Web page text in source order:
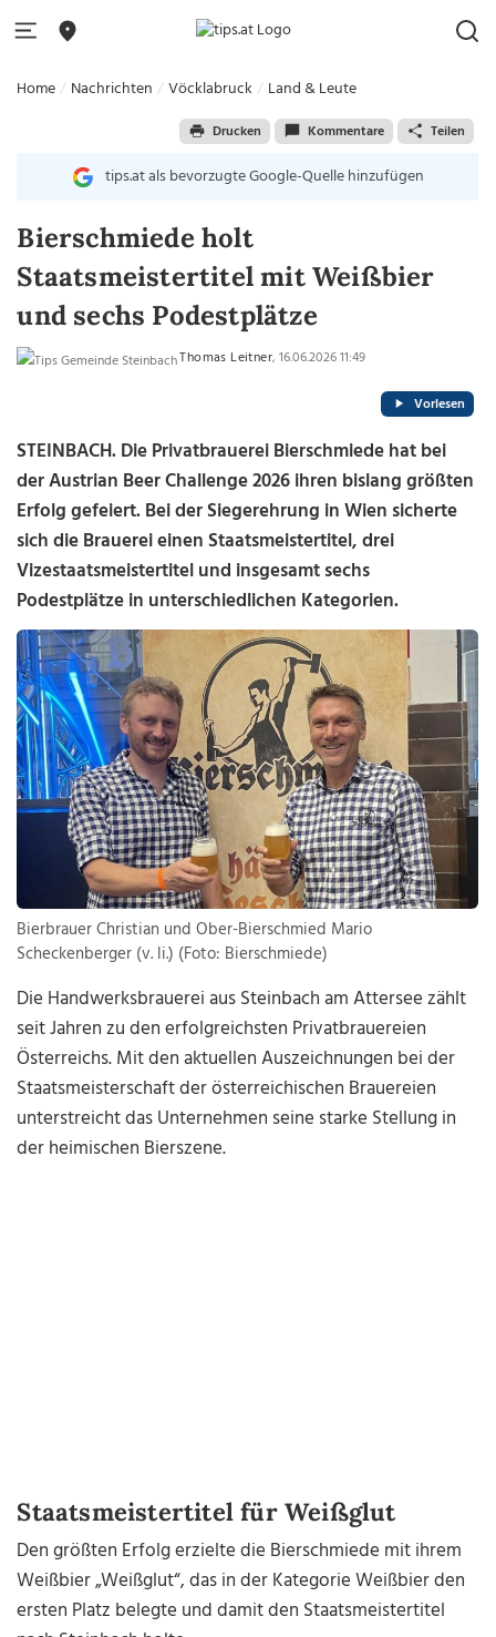
Home Nachrichten Vöcklabruck Land & Leute
Drucken Kommentare Teilen
tips.at als bevorzugte Google-Quelle hinzufügen
Bierschmiede holt
Staatsmeistertitel mit Weißbier
und sechs Podestplätze
Thomas Leitner, 16.06.2026 11:49
Vorlesen
STEINBACH. Die Privatbrauerei Bierschmiede hat bei
der Austrian Beer Challenge 2026 ihren bislang größten
Erfolg gefeiert. Bei der Siegerehrung in Wien sicherte
sich die Brauerei einen Staatsmeistertitel, drei
Vizestaatsmeistertitel und insgesamt sechs
Podestplätze in unterschiedlichen Kategorien.
Bierbrauer Christian und Ober-Bierschmied Mario
Scheckenberger (v. li.) (Foto: Bierschmiede)
Die Handwerksbrauerei aus Steinbach am Attersee zählt
seit Jahren zu den erfolgreichsten Privatbrauereien
Österreichs. Mit den aktuellen Auszeichnungen bei der
Staatsmeisterschaft der österreichischen Brauereien
unterstreicht das Unternehmen seine starke Stellung in
der heimischen Bierszene.
Staatsmeistertitel für Weißglut
Den größten Erfolg erzielte die Bierschmiede mit ihrem
Weißbier „Weißglut“, das in der Kategorie Weißbier den
ersten Platz belegte und damit den Staatsmeistertitel